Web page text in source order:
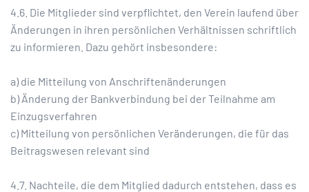
4.6. Die Mitglieder sind verpflichtet, den Verein laufend über
Änderungen in ihren persönlichen Verhältnissen schriftlich
zu informieren. Dazu gehört insbesondere:
a) die Mitteilung von Anschriftenänderungen
b) Änderung der Bankverbindung bei der Teilnahme am
Einzugsverfahren
c) Mitteilung von persönlichen Veränderungen, die für das
Beitragswesen relevant sind
4.7. Nachteile, die dem Mitglied dadurch entstehen, dass es